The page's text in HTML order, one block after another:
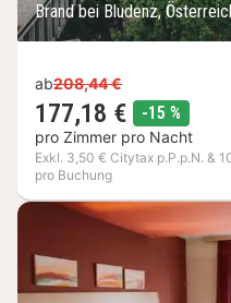
Brand bei Bludenz,
ab208,44 €
177,18 € -15 %
pro Zimmer pro Nacht
Exkl. 3,50 € Citytax p.P.p.N. &
pro Buchung